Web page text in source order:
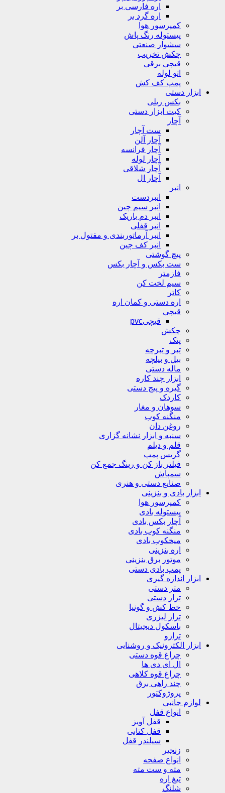
اره فارسی بر
اره گرد بر
کمپرسور هوا
پیستوله رنگ پاش
سشوار صنعتی
چکش تخریب
قیچی برقی
اتو لوله
پمپ کف کش
ابزار دستی
بکس ریلی
کیت ابزار دستی
آچار
ست آچار
آچار آلن
آچار فرانسه
آچار لوله
آچار شلاقی
آچار ال
انبر
انبردست
انبر سیم چین
انبر دم باریک
انبر قفلی
انبر آرماتوربندی و مفتول بر
انبر کف چین
پیچ گوشتی
ست بکس و آچار بکس
فازمتر
سیم لخت کن
کاتر
اره دستی و کمان اره
قیچی
قیچیpvc
چکش
پتک
تبر و تبرچه
بیل و بیلچه
ماله دستی
ابزار چند کاره
گیره و پیج دستی
کاردک
سوهان و مغار
منگنه کوب
روغن دان
سنبه و ابزار نشانه گزاری
قلم و دیلم
گریس پمپ
فیلتر باز کن و رینگ جمع کن
سمپاش
صنایع دستی و هنری
ابزار بادی و بنزینی
کمپرسور هوا
پیستوله بادی
آچار بکس بادی
منگنه کوب بادی
میخکوب بادی
اره بنزینی
موتور برق بنزینی
پمپ بادی دستی
ابزار اندازه گیری
متر دستی
تراز دستی
خط کش و گونیا
تراز لیزری
باسکول دیجیتال
ترازو
ابزار الکترونیک و روشنایی
چراغ قوه دستی
ال ای دی ها
چراغ قوه کلاهی
چند راهی برق
پروژوکتور
لوازم جانبی
انواع قفل
قفل آویز
قفل کتابی
سیلندر قفل
زنجیر
انواع صفحه
مته و ست مته
تیغ اره
شلنگ